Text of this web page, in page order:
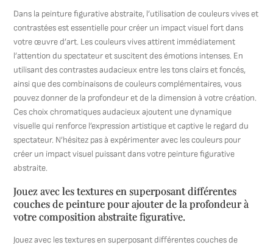
Dans la peinture figurative abstraite, l’utilisation de couleurs vives et
contrastées est essentielle pour créer un impact visuel fort dans
votre œuvre d’art. Les couleurs vives attirent immédiatement
l’attention du spectateur et suscitent des émotions intenses. En
utilisant des contrastes audacieux entre les tons clairs et foncés,
ainsi que des combinaisons de couleurs complémentaires, vous
pouvez donner de la profondeur et de la dimension à votre création.
Ces choix chromatiques audacieux ajoutent une dynamique
visuelle qui renforce l’expression artistique et captive le regard du
spectateur. N’hésitez pas à expérimenter avec les couleurs pour
créer un impact visuel puissant dans votre peinture figurative
abstraite.
Jouez avec les textures en superposant différentes
couches de peinture pour ajouter de la profondeur à
votre composition abstraite figurative.
Jouez avec les textures en superposant différentes couches de